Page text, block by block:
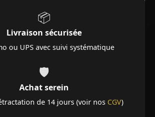
📦
Livraison sécurisée
ou UPS avec suivi systématique
🛡️
Achat serein
de 14 jours (voir nos CGV)